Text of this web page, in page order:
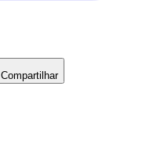
Compartilhar